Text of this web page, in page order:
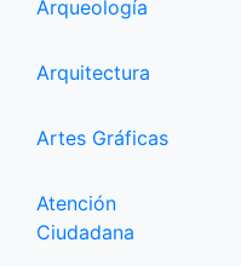
Arqueología
Arquitectura
Artes Gráficas
Atención
Ciudadana